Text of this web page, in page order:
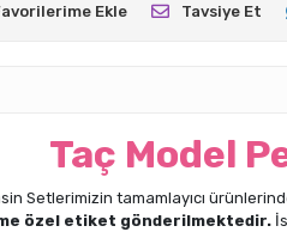
Ekle Tavsiye Et
Taç Model
Setlerimizin tamamlayıcı
özel etiket gönderilmektedir.